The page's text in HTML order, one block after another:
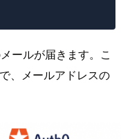
ールが届きます。こ
、メールアドレスの